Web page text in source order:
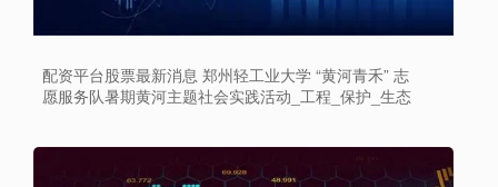
配资平台股票最新消息 郑州轻工业大学 “黄河青禾” 志
愿服务队暑期黄河主题社会实践活动_工程_保护_生态